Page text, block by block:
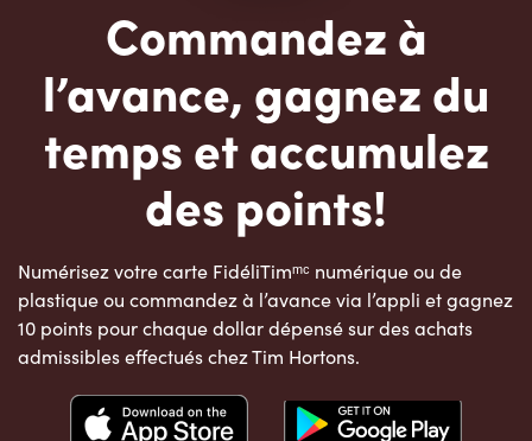
Commandez à
l’avance, gagnez du
temps et accumulez
des points!
Numérisez votre carte FidéliTimᵐᶜ numérique ou de
plastique ou commandez à l’avance via l’appli et gagnez
10 points pour chaque dollar dépensé sur des achats
admissibles effectués chez Tim Hortons.